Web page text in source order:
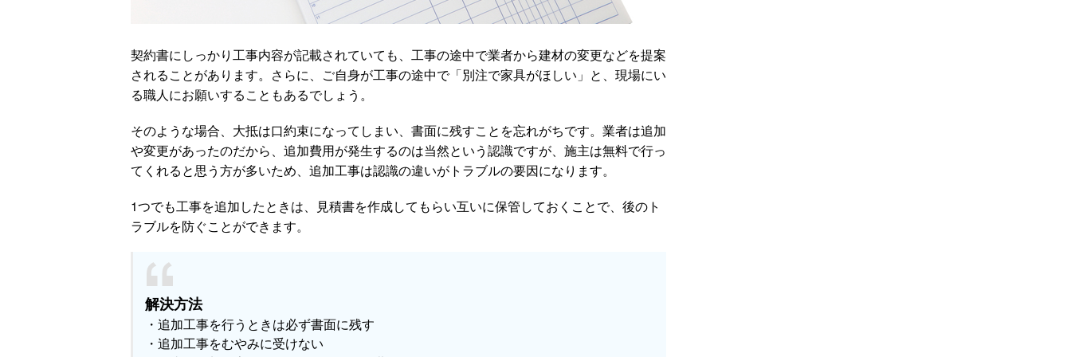
契約書にしっかり工事内容が記載されていても、工事の途中で業者から建材の変更などを提案
されることがあります。さらに、ご自身が工事の途中で「別注で家具がほしい」と、現場にい
る職人にお願いすることもあるでしょう。
そのような場合、大抵は口約束になってしまい、書面に残すことを忘れがちです。業者は追加
や変更があったのだから、追加費用が発生するのは当然という認識ですが、施主は無料で行っ
てくれると思う方が多いため、追加工事は認識の違いがトラブルの要因になります。
1つでも工事を追加したときは、見積書を作成してもらい互いに保管しておくことで、後のト
ラブルを防ぐことができます。
解決方法
・追加工事を行うときは必ず書面に残す
・追加工事をむやみに受けない